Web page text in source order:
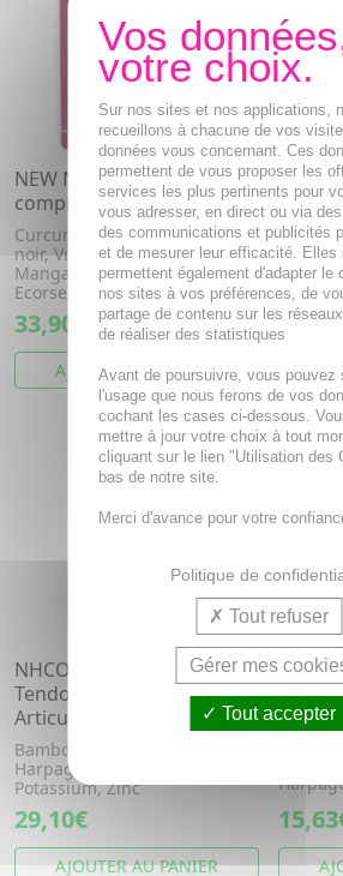
NEW NORDIC Articular
comprimés x 60
Curcuma, Magnésium, Poivre
noir, Vitamine C, Cuivre,
Manganèse, Vitamine d,
Ecorse...
33,90€
AJOUTER AU PANIER
84
NHCO Santé - Collax-Sil
Tendons, Ligaments,
Articulations 500ml
Bambou, Curcuma, Eau,
Harpagophytum, Manganèse,
Potassium, Zinc
29,10€
AJOUTER AU PANIER
flacon
Cassis,
Sur nos sites et nos applications,
recueillons à chacune de vos
données vous concernant. Ces
permettent de vous proposer les
services les plus pertinents pour
vous adresser, en direct ou via
des communications et publicités
et de mesurer leur efficacité. Elles
permettent également d'adapter le
nos sites à vos préférences, de
partage de contenu sur les
de réaliser des statistiques
Avant de poursuivre, vous pouvez
l'usage que nous ferons de vos
cochant les cases ci-dessous.
mettre à jour votre choix à tout
cliquant sur le lien "Utilisation des
bas de notre site.
Merci d'avance pour votre
Politique de
Tout refuser
Gérer mes
Tout accepter